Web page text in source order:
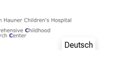
Deutsch